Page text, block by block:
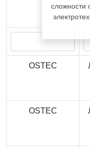
сложности
OSTEC
OSTEC